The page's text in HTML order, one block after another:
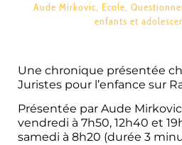
Aude Mirkovic, Ecole,
enfants et
Une chronique présentée
Juristes pour l’enfance sur
Présentée par Aude
vendredi à 7h50, 12h40 et
samedi à 8h20 (durée 3